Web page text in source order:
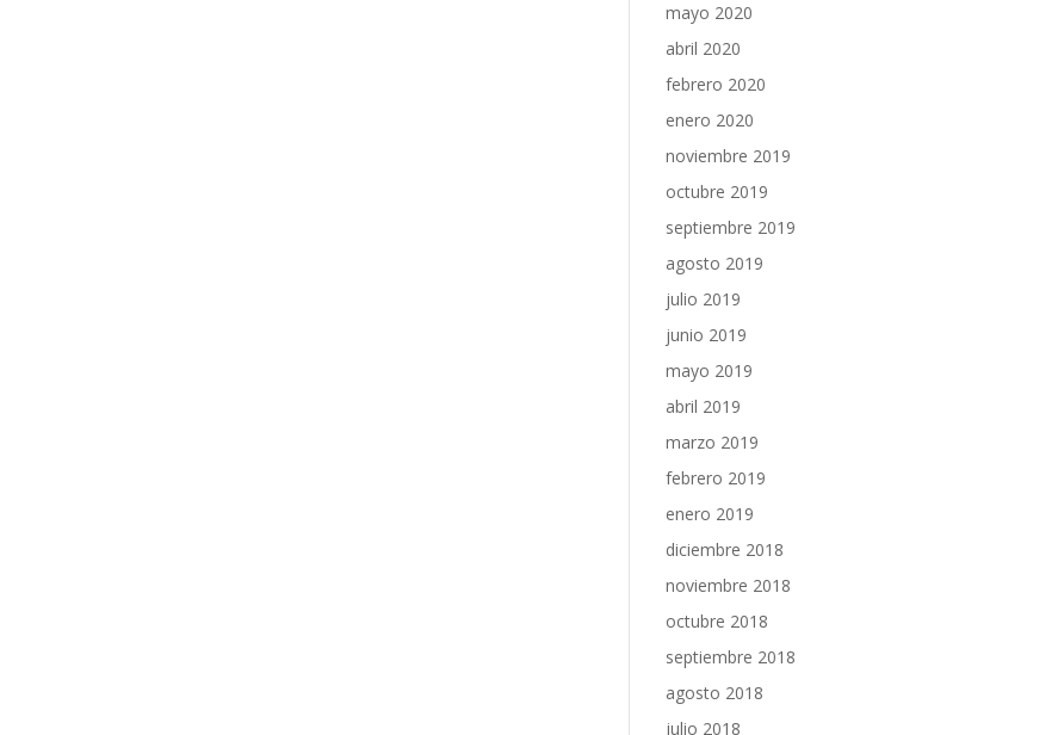
mayo 2020
abril 2020
febrero 2020
enero 2020
noviembre 2019
octubre 2019
septiembre 2019
agosto 2019
julio 2019
junio 2019
mayo 2019
abril 2019
marzo 2019
febrero 2019
enero 2019
diciembre 2018
noviembre 2018
octubre 2018
septiembre 2018
agosto 2018
julio 2018